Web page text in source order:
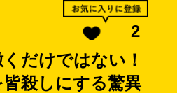
2
だけではない！
殺しにする驚異